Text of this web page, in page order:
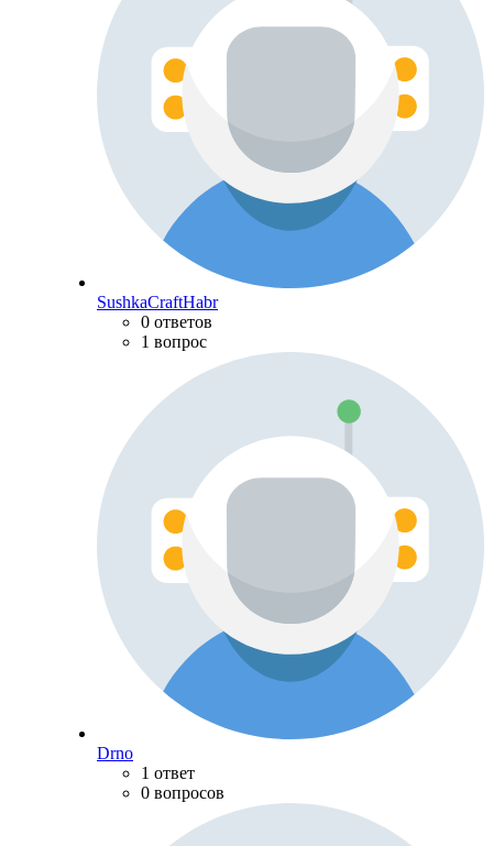
SushkaCraftHabr
0 ответов
1 вопрос
Drno
1 ответ
0 вопросов